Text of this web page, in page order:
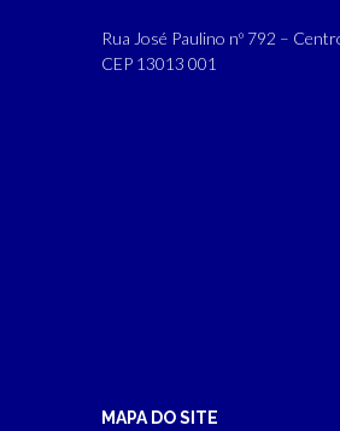
Rua José Paulino nº 792 –
CEP 13013 001
MAPA DO SITE